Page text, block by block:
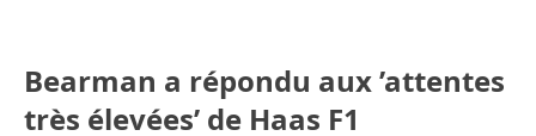
Bearman a répondu aux ’attentes
très élevées’ de Haas F1